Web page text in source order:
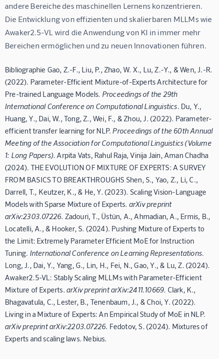
andere Bereiche des maschinellen Lernens konzentrieren.
Die Entwicklung von effizienten und skalierbaren MLLMs wie
Awaker2.5-VL wird die Anwendung von KI in immer mehr
Bereichen ermöglichen und zu neuen Innovationen führen.
Bibliographie Gao, Z.-F., Liu, P., Zhao, W. X., Lu, Z.-Y., & Wen, J.-R.
(2022). Parameter-Efficient Mixture-of-Experts Architecture for
Pre-trained Language Models. Proceedings of the 29th
International Conference on Computational Linguistics. Du, Y.,
Huang, Y., Dai, W., Tong, Z., Wei, F., & Zhou, J. (2022). Parameter-
efficient transfer learning for NLP. Proceedings of the 60th Annual
Meeting of the Association for Computational Linguistics (Volume
1: Long Papers). Arpita Vats, Rahul Raja, Vinija Jain, Aman Chadha
(2024). THE EVOLUTION OF MIXTURE OF EXPERTS: A SURVEY
FROM BASICS TO BREAKTHROUGHS Shen, S., Yao, Z., Li, C.,
Darrell, T., Keutzer, K., & He, Y. (2023). Scaling Vision-Language
Models with Sparse Mixture of Experts. arXiv preprint
arXiv:2303.07226. Zadouri, T., Üstün, A., Ahmadian, A., Ermis, B.,
Locatelli, A., & Hooker, S. (2024). Pushing Mixture of Experts to
the Limit: Extremely Parameter Efficient MoE for Instruction
Tuning. International Conference on Learning Representations.
Long, J., Dai, Y., Yang, G., Lin, H., Fei, N., Gao, Y., & Lu, Z. (2024).
Awaker2.5-VL: Stably Scaling MLLMs with Parameter-Efficient
Mixture of Experts. arXiv preprint arXiv:2411.10669. Clark, K.,
Bhagavatula, C., Lester, B., Tenenbaum, J., & Choi, Y. (2022).
Living in a Mixture of Experts: An Empirical Study of MoE in NLP.
arXiv preprint arXiv:2203.07226. Fedotov, S. (2024). Mixtures of
Experts and scaling laws. Nebius.